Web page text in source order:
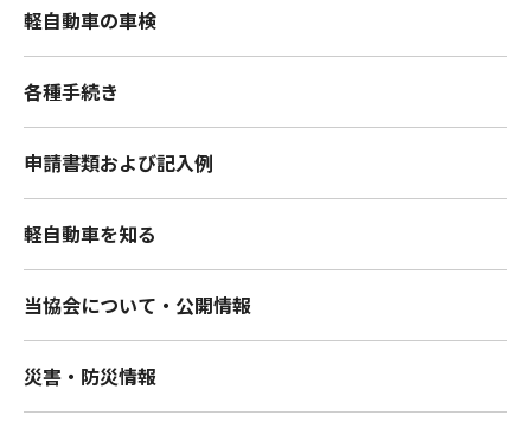
軽自動車の車検
各種手続き
申請書類および記入例
軽自動車を知る
当協会について・公開情報
災害・防災情報